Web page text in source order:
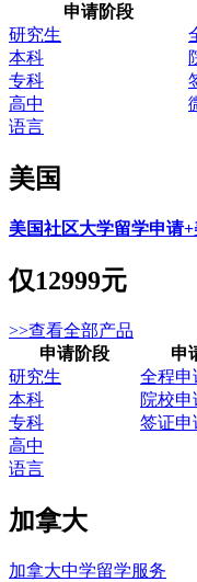
申请阶段
研究生
本科
专科
高中
语言
美国
美国社区大学留学申请
仅12999元
>>查看全部产品
申请阶段
申
研究生
全程申
本科
院校申
专科
签证申
高中
语言
加拿大
加拿大中学留学服务